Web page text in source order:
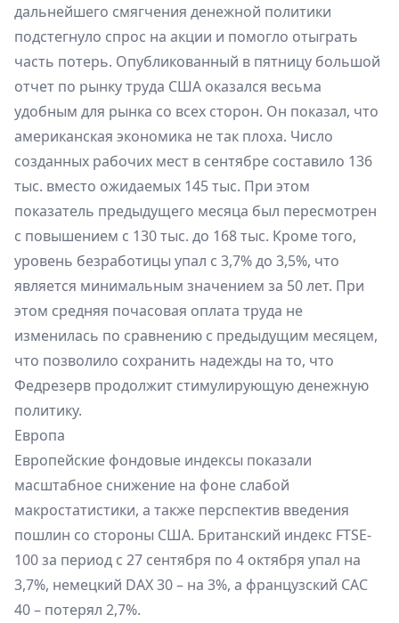
дальнейшего смягчения денежной политики
подстегнуло спрос на акции и помогло отыграть
часть потерь. Опубликованный в пятницу большой
отчет по рынку труда США оказался весьма
удобным для рынка со всех сторон. Он показал, что
американская экономика не так плоха. Число
созданных рабочих мест в сентябре составило 136
тыс. вместо ожидаемых 145 тыс. При этом
показатель предыдущего месяца был пересмотрен
с повышением с 130 тыс. до 168 тыс. Кроме того,
уровень безработицы упал с 3,7% до 3,5%, что
является минимальным значением за 50 лет. При
этом средняя почасовая оплата труда не
изменилась по сравнению с предыдущим месяцем,
что позволило сохранить надежды на то, что
Федрезерв продолжит стимулирующую денежную
политику.
Европа
Европейские фондовые индексы показали
масштабное снижение на фоне слабой
макростатистики, а также перспектив введения
пошлин со стороны США. Британский индекс FTSE-
100 за период с 27 сентября по 4 октября упал на
3,7%, немецкий DAX 30 – на 3%, а французский CAC
40 – потерял 2,7%.